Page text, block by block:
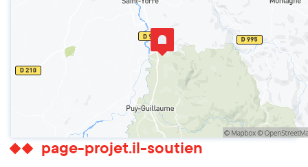
page-projet.il-soutien